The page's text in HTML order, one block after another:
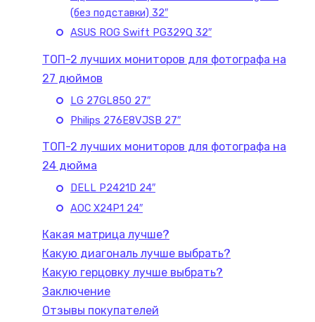
(без подставки) 32″
ASUS ROG Swift PG329Q 32″
ТОП-2 лучших мониторов для фотографа на
27 дюймов
LG 27GL850 27″
Philips 276E8VJSB 27″
ТОП-2 лучших мониторов для фотографа на
24 дюйма
DELL P2421D 24″
AOC X24P1 24″
Какая матрица лучше?
Какую диагональ лучше выбрать?
Какую герцовку лучше выбрать?
Заключение
Отзывы покупателей